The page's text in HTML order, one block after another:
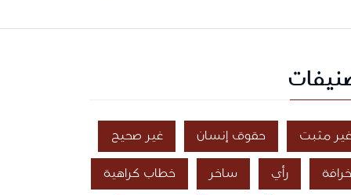
غير مثبت حقوق إنسان غير صحيح
خرافة رأي ساخر خطاب كراهية